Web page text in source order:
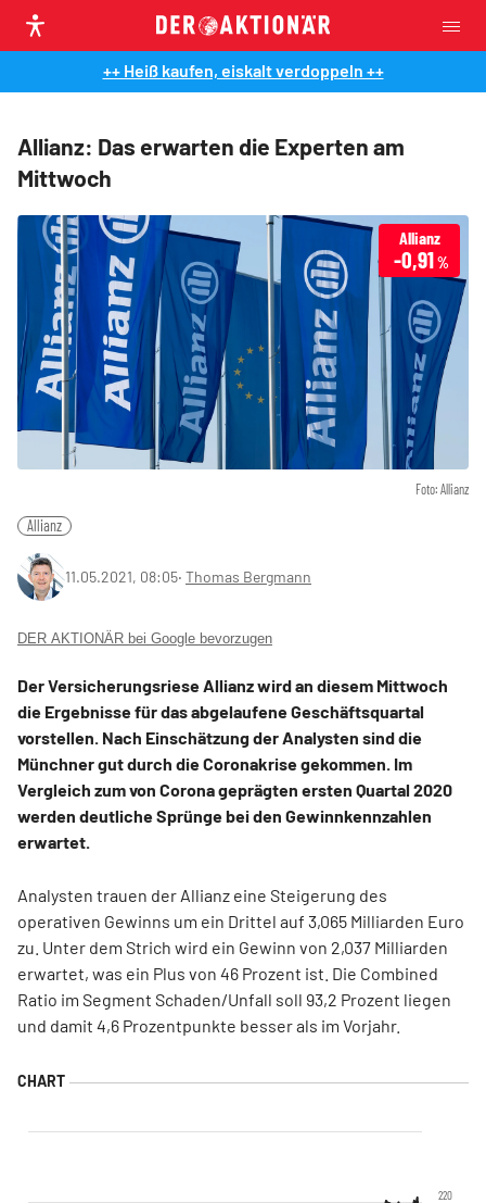
++ Heiß kaufen, eiskalt verdoppeln ++
Allianz: Das erwarten die Experten am
Mittwoch
Foto: Allianz
Allianz
-0,91%
Allianz
11.05.2021, 08:05‧ Thomas Bergmann
DER AKTIONÄR bei Google bevorzugen
Der Versicherungsriese Allianz wird an diesem Mittwoch
die Ergebnisse für das abgelaufene Geschäftsquartal
vorstellen. Nach Einschätzung der Analysten sind die
Münchner gut durch die Coronakrise gekommen. Im
Vergleich zum von Corona geprägten ersten Quartal 2020
werden deutliche Sprünge bei den Gewinnkennzahlen
erwartet.
Analysten trauen der Allianz eine Steigerung des
operativen Gewinns um ein Drittel auf 3,065 Milliarden Euro
zu. Unter dem Strich wird ein Gewinn von 2,037 Milliarden
erwartet, was ein Plus von 46 Prozent ist. Die Combined
Ratio im Segment Schaden/Unfall soll 93,2 Prozent liegen
und damit 4,6 Prozentpunkte besser als im Vorjahr.
220